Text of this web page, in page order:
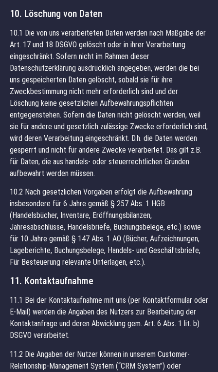
10. Löschung von Daten
10.1 Die von uns verarbeiteten Daten werden nach Maßgabe der
Art. 17 und 18 DSGVO gelöscht oder in ihrer Verarbeitung
eingeschränkt. Sofern nicht im Rahmen dieser
Datenschutzerklärung ausdrücklich angegeben, werden die bei
uns gespeicherten Daten gelöscht, sobald sie für ihre
Zweckbestimmung nicht mehr erforderlich sind und der
Löschung keine gesetzlichen Aufbewahrungspflichten
entgegenstehen. Sofern die Daten nicht gelöscht werden, weil
sie für andere und gesetzlich zulässige Zwecke erforderlich sind,
wird deren Verarbeitung eingeschränkt. D.h. die Daten werden
gesperrt und nicht für andere Zwecke verarbeitet. Das gilt z.B.
für Daten, die aus handels- oder steuerrechtlichen Gründen
aufbewahrt werden müssen.
10.2 Nach gesetzlichen Vorgaben erfolgt die Aufbewahrung
insbesondere für 6 Jahre gemäß § 257 Abs. 1 HGB
(Handelsbücher, Inventare, Eröffnungsbilanzen,
Jahresabschlüsse, Handelsbriefe, Buchungsbelege, etc.) sowie
für 10 Jahre gemäß § 147 Abs. 1 AO (Bücher, Aufzeichnungen,
Lageberichte, Buchungsbelege, Handels- und Geschäftsbriefe,
Für Besteuerung relevante Unterlagen, etc.).
11. Kontaktaufnahme
11.1 Bei der Kontaktaufnahme mit uns (per Kontaktformular oder
E-Mail) werden die Angaben des Nutzers zur Bearbeitung der
Kontaktanfrage und deren Abwicklung gem. Art. 6 Abs. 1 lit. b)
DSGVO verarbeitet.
11.2 Die Angaben der Nutzer können in unserem Customer-
Relationship-Management System (“CRM System”) oder